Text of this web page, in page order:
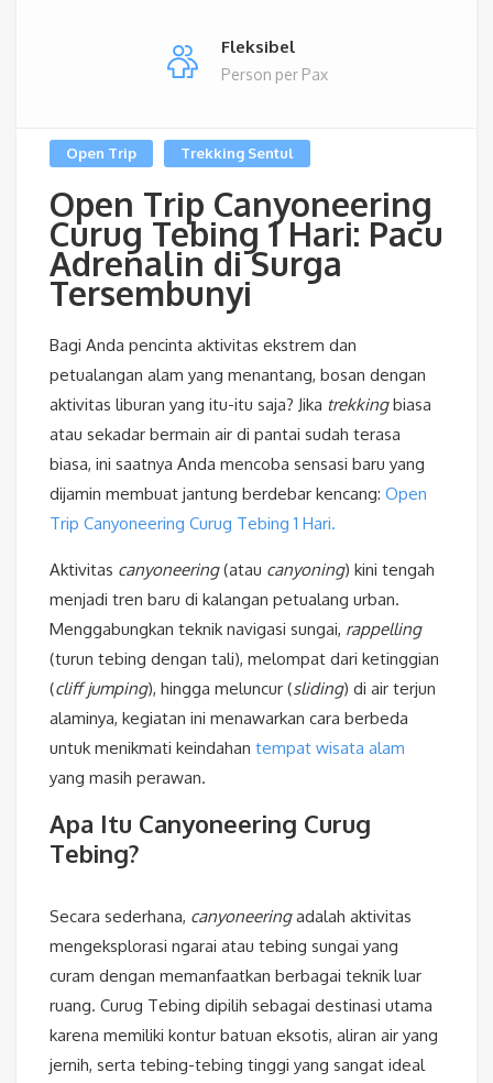
Fleksibel
Person per Pax
Open Trip Trekking Sentul
Open Trip Canyoneering
Curug Tebing 1 Hari: Pacu
Adrenalin di Surga
Tersembunyi
Bagi Anda pencinta aktivitas ekstrem dan
petualangan alam yang menantang, bosan dengan
aktivitas liburan yang itu-itu saja? Jika trekkingbiasa
atau sekadar bermain air di pantai sudah terasa
biasa, ini saatnya Anda mencoba sensasi baru yang
dijamin membuat jantung berdebar kencang: Open
Trip Canyoneering Curug Tebing 1 Hari.
Aktivitas canyoneering(atau canyoning) kini tengah
menjadi tren baru di kalangan petualang urban.
Menggabungkan teknik navigasi sungai, rappelling
(turun tebing dengan tali), melompat dari ketinggian
(cliff jumping), hingga meluncur (sliding) di air terjun
alaminya, kegiatan ini menawarkan cara berbeda
untuk menikmati keindahan tempat wisata alam
yang masih perawan.
Apa Itu Canyoneering Curug
Tebing?
Secara sederhana, canyoneeringadalah aktivitas
mengeksplorasi ngarai atau tebing sungai yang
curam dengan memanfaatkan berbagai teknik luar
ruang. Curug Tebing dipilih sebagai destinasi utama
karena memiliki kontur batuan eksotis, aliran air yang
jernih, serta tebing-tebing tinggi yang sangat ideal